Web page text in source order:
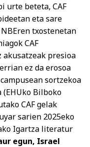
urte beteta, CAF
eta sare
txostenetan
CAF
presioa
ez da erosoa
sortzekoa
(EHUko Bilboko
CAF gelak
sarien 2025eko
Igartza literatur
egun, Israel